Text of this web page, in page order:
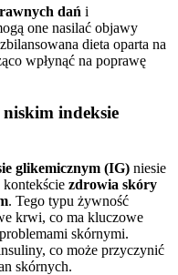
dań i
one nasilać objawy
dieta oparta na
wpłynąć na poprawę
niskim indeksie
glikemicznym (IG) niesie
kontekście zdrowia skóry
. Tego typu żywność
krwi, co ma kluczowe
skórnymi.
co może przyczynić
skórnych.